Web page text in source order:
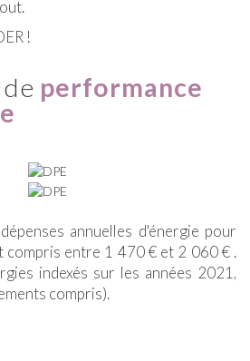
!
de performance
annuelles d'énergie pour
compris entre 1 470 € et 2 060 € .
indexés sur les années 2021,
compris).